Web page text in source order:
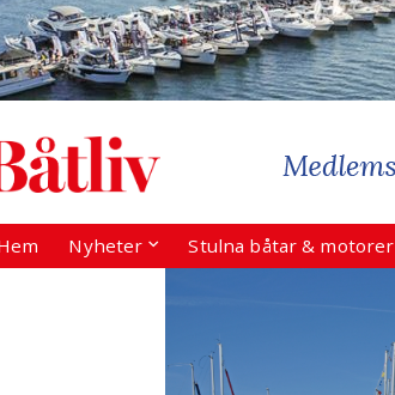
Nyheter Stulna båtar & motorer